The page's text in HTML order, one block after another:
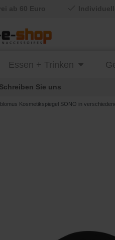
blomus Kosmetikspiegel SONO in
Essen + Trinken
Sie uns